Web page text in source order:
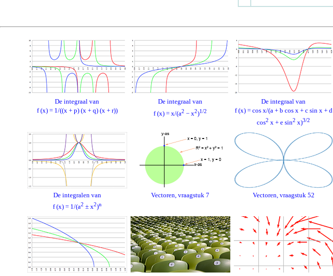
De integraal van
f (x) = 1/((x + p) (x + q) (x + r))
De integraal van
f (x) = x/(a2 − x2)1/2
De integraal van
f (x) = cos x/(a + b cos x + c sin x + d
cos2 x + e sin2 x)3/2
De integralen van
f (x) = 1/(a2 ± x2)n
Vectoren, vraagstuk 7 Vectoren, vraagstuk 52